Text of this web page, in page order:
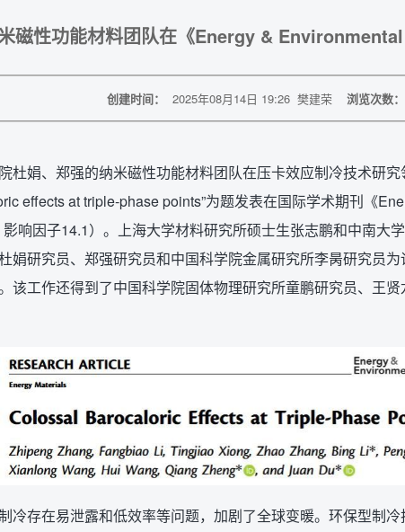
磁性功能材料团队在《Energy &
创建时间： 2025年08月14日 19:26 樊建荣 浏览次数：
杜娟、郑强的纳米磁性功能材料团队在压卡效应制冷技术研
effects at triple‐phase points”为题发表在国际学术期刊《
响因子14.1）。上海大学材料研究所硕士生张志鹏和中南大
娟研究员、郑强研究员和中国科学院金属研究所李昺研究员
该工作还得到了中国科学院固体物理研究所童鹏研究员、王
冷存在易泄露和低效率等问题，加剧了全球变暖。环保型制